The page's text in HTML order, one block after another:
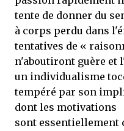
tente de donner du
à corps perdu dans
tentatives de «
n'aboutiront guère et
un individualisme
tempéré par son
dont les motivations
sont essentiellement